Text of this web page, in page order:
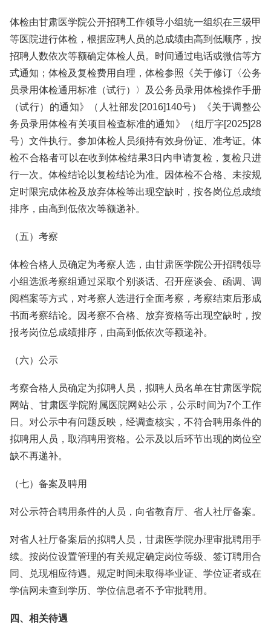
体检由甘肃医学院公开招聘工作领导小组统一组织在三级甲
等医院进行体检，根据应聘人员的总成绩由高到低顺序，按
招聘人数依次等额确定体检人员。时间通过电话或微信等方
式通知；体检及复检费用自理，体检参照《关于修订〈公务
员录用体检通用标准（试行）〉及公务员录用体检操作手册
（试行）的通知》（人社部发[2016]140号）《关于调整公
务员录用体检有关项目检查标准的通知》（组厅字[2025]28
号）文件执行。参加体检人员须持有效身份证、准考证。体
检不合格者可以在收到体检结果3日内申请复检，复检只进
行一次。体检结论以复检结论为准。因体检不合格、未按规
定时限完成体检及放弃体检等出现空缺时，按各岗位总成绩
排序，由高到低依次等额递补。
（五）考察
体检合格人员确定为考察人选，由甘肃医学院公开招聘领导
小组选派考察组通过采取个别谈话、召开座谈会、函调、调
阅档案等方式，对考察人选进行全面考察，考察结束后形成
书面考察结论。因考察不合格、放弃资格等出现空缺时，按
报考岗位总成绩排序，由高到低依次等额递补。
（六）公示
考察合格人员确定为拟聘人员，拟聘人员名单在甘肃医学院
网站、甘肃医学院附属医院网站公示，公示时间为7个工作
日。对公示中有问题反映，经调查核实，不符合聘用条件的
拟聘用人员，取消聘用资格。公示及以后环节出现的岗位空
缺不再递补。
（七）备案及聘用
对公示符合聘用条件的人员，向省教育厅、省人社厅备案。
对省人社厅备案后的拟聘人员，甘肃医学院办理审批聘用手
续。按岗位设置管理的有关规定确定岗位等级、签订聘用合
同、兑现相应待遇。规定时间未取得毕业证、学位证者或在
学信网未查到学历、学位信息者不予审批聘用。
四、相关待遇